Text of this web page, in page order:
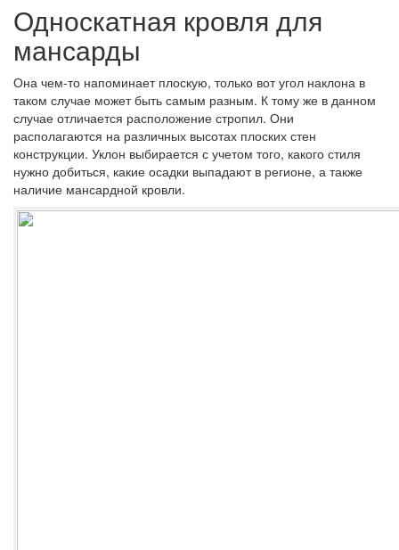
Односкатная кровля для
мансарды
Она чем-то напоминает плоскую, только вот угол наклона в
таком случае может быть самым разным. К тому же в данном
случае отличается расположение стропил. Они
располагаются на различных высотах плоских стен
конструкции. Уклон выбирается с учетом того, какого стиля
нужно добиться, какие осадки выпадают в регионе, а также
наличие мансардной кровли.